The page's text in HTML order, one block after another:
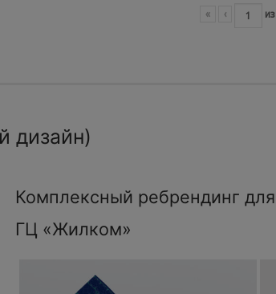
« ‹ из
дизайн)
Комплексный ребрендинг для
ГЦ «Жилком»